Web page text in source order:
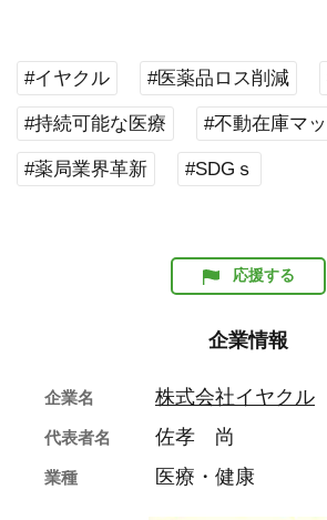
#イヤクル #医薬品ロス削減
#持続可能な医療 #不動在庫マ
#薬局業界革新 #SDGｓ
応援する
企業情報
企業名 株式会社イヤクル
代表者名 佐孝 尚
業種 医療・健康